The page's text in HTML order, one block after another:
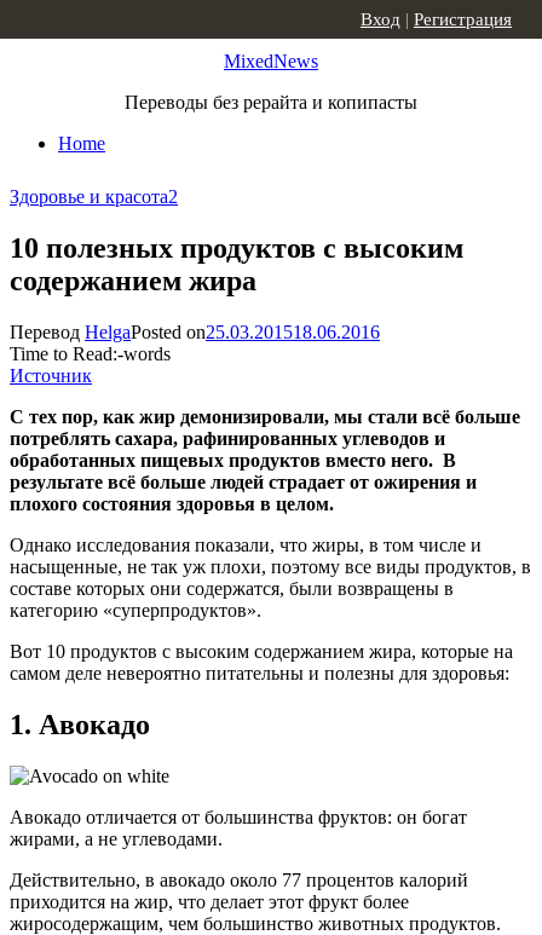
MixedNews
Переводы без рерайта и копипасты
Home
Вход | Регистрация
Здоровье и красота2
10 полезных продуктов с высоким
содержанием жира
Перевод HelgaPosted on25.03.201518.06.2016
Time to Read:-words
Источник
С тех пор, как жир демонизировали, мы стали всё больше
потреблять сахара, рафинированных углеводов и
обработанных пищевых продуктов вместо него. В
результате всё больше людей страдает от ожирения и
плохого состояния здоровья в целом.
Однако исследования показали, что жиры, в том числе и
насыщенные, не так уж плохи, поэтому все виды продуктов, в
составе которых они содержатся, были возвращены в
категорию «суперпродуктов».
Вот 10 продуктов с высоким содержанием жира, которые на
самом деле невероятно питательны и полезны для здоровья:
1. Авокадо
Авокадо отличается от большинства фруктов: он богат
жирами, а не углеводами.
Действительно, в авокадо около 77 процентов калорий
приходится на жир, что делает этот фрукт более
жиросодержащим, чем большинство животных продуктов.